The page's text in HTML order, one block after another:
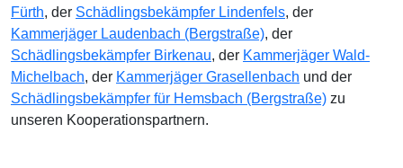
Fürth, der Schädlingsbekämpfer Lindenfels, der
Kammerjäger Laudenbach (Bergstraße), der
Schädlingsbekämpfer Birkenau, der Kammerjäger Wald-
Michelbach, der Kammerjäger Grasellenbach und der
Schädlingsbekämpfer für Hemsbach (Bergstraße) zu
unseren Kooperationspartnern.